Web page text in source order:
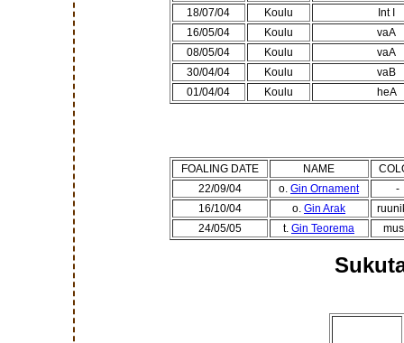
18/07/04
Koulu
Int I
16/05/04
Koulu
vaA
08/05/04
Koulu
vaA
30/04/04
Koulu
vaB
01/04/04
Koulu heA
FOALING DATE NAME
22/09/04
o. Gin Ornament
-
16/10/04
o. Gin Arak
24/05/05
t. Gin Teorema